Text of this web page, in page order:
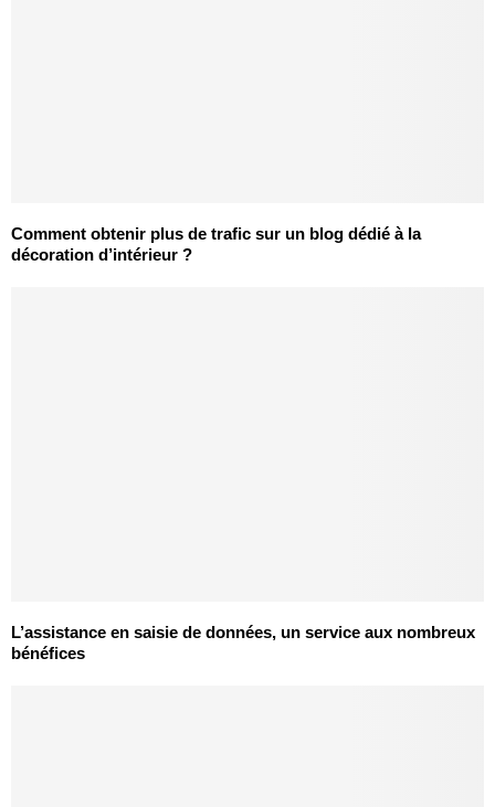
Comment obtenir plus de trafic sur un blog dédié à la
décoration d’intérieur ?
L’assistance en saisie de données, un service aux nombreux
bénéfices